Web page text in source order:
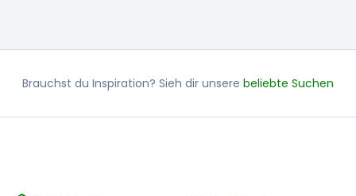
Brauchst du Inspiration? Sieh dir unsere beliebte Suchen